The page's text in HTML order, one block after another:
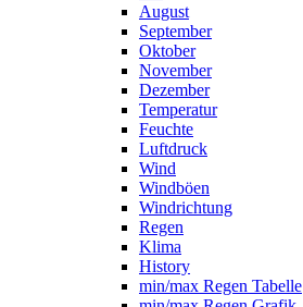
August
September
Oktober
November
Dezember
Temperatur
Feuchte
Luftdruck
Wind
Windböen
Windrichtung
Regen
Klima
History
min/max Regen Tabelle